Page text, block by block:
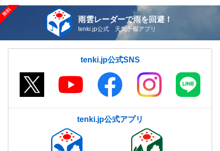
雨雲レーダーで雨を回避！
tenki.jp公式 天気予報アプリ
tenki.jp公式SNS
tenki.jp公式アプリ